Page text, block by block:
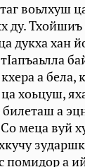
воьлхуш
ду. Тхойшиъ
дукха хан
а бела,
хоьцуш,
билеташ а
меца вуй
помидор а